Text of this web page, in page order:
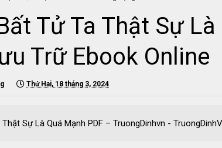
Tử Ta Thật Sự
Trữ Ebook Online
Thứ Hai, 18 tháng 3, 2024
Thật Sự Là Quá Mạnh PDF – TruongDinhvn -